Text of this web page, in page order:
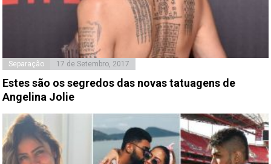
Separação 17 de Setembro, 2017
Estes são os segredos das novas tatuagens de
Angelina Jolie